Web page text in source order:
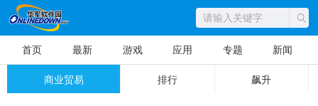
首页 最新 游戏 应用 专题 新闻
商业贸易 排行 飙升